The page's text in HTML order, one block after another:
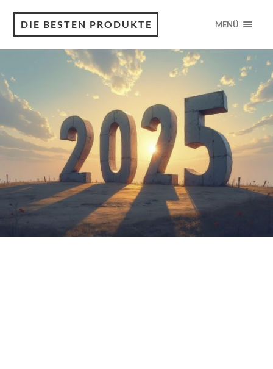
DIE BESTEN PRODUKTE MENÜ